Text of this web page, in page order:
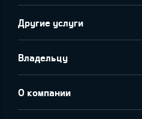
Другие услуги
Владельцу
О компании